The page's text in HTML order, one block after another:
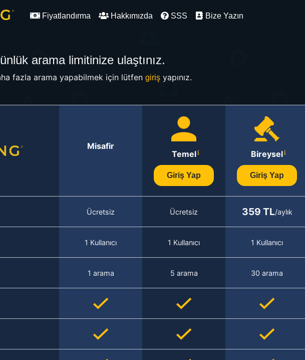
Fiyatlandırma Hakkımızda SSS Bize Yazın
arama limitinize ulaştınız.
fazla arama yapabilmek için lütfen girişyapınız.
Misafir
Temel
Giriş Yap
Bireysel
Giriş Yap
Ücretsiz Ücretsiz 359 TL/aylık
1 Kullanıcı 1 Kullanıcı 1 Kullanıcı
1 arama 5 arama 30 arama